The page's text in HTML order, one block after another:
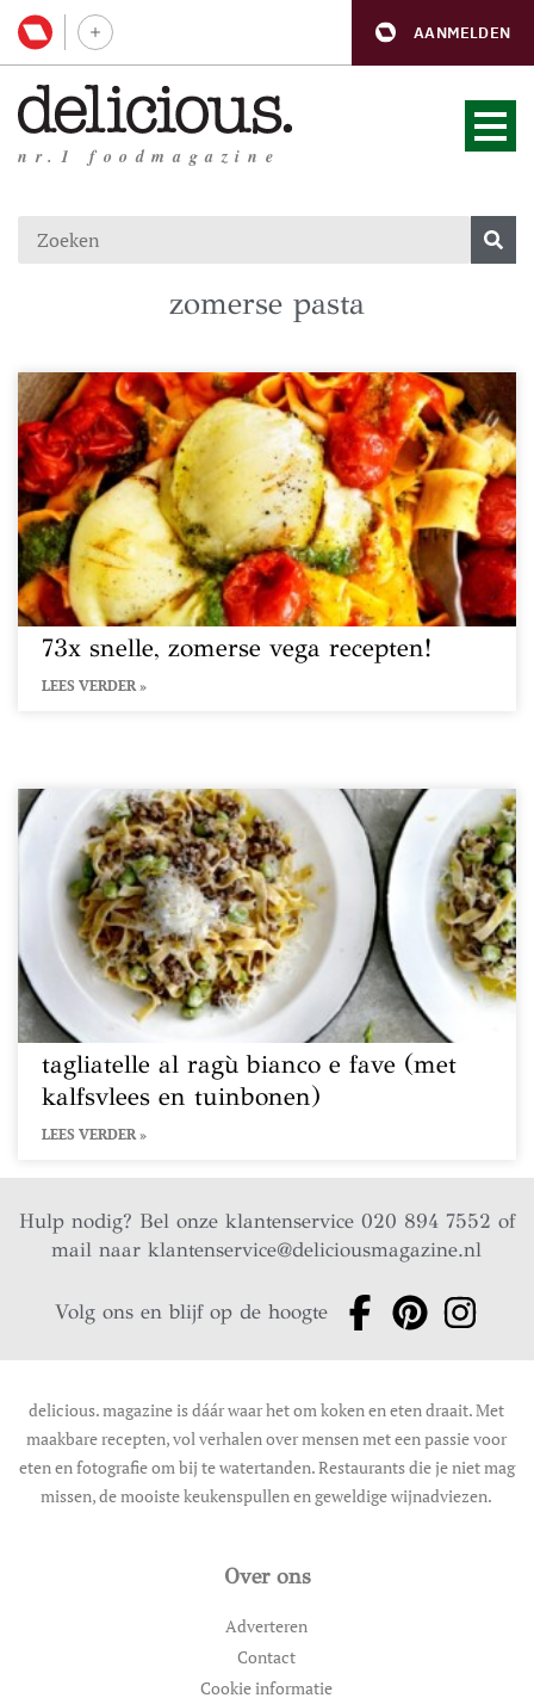
AANMELDEN
nr.1 foodmagazine
zomerse pasta
73x snelle, zomerse vega recepten!
LEES VERDER »
tagliatelle al ragù bianco e fave (met
kalfsvlees en tuinbonen)
LEES VERDER »
Hulp nodig? Bel onze klantenservice 020 894 7552 of
mail naarklantenservice@deliciousmagazine.nl
Volg ons en blijf op de hoogte
delicious. magazine is dáár waar het om koken en eten draait. Met
maakbare recepten, vol verhalen over mensen met een passie voor
eten en fotografie om bij te watertanden. Restaurants die je niet mag
missen, de mooiste keukenspullen en geweldige wijnadviezen.
Over ons
Adverteren
Contact
Cookie informatie